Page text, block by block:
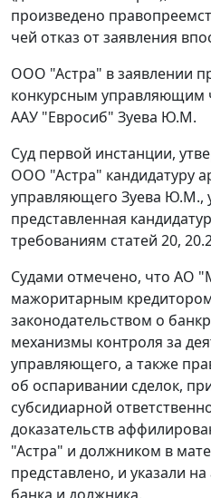
произведено
чей отказ от заявления
ООО "Астра" в заявлении
конкурсным управляющим
ААУ "Евросиб" Зуева Ю.М.
Суд первой инстанции,
ООО "Астра" кандидатуру
управляющего Зуева Ю.М.,
представленная
требованиям статей 20,
Судами отмечено, что АО
мажоритарным
законодательством о
механизмы контроля за
управляющего, а также
об оспаривании сделок,
субсидиарной
доказательств
"Астра" и должником в
представлено, и указали